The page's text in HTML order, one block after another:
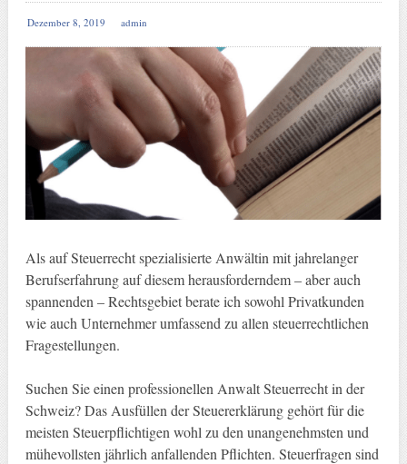
Dezember 8, 2019 admin
Als auf Steuerrecht spezialisierte Anwältin mit jahrelanger
Berufserfahrung auf diesem herausforderndem – aber auch
spannenden – Rechtsgebiet berate ich sowohl Privatkunden
wie auch Unternehmer umfassend zu allen steuerrechtlichen
Fragestellungen.
Suchen Sie einen professionellen Anwalt Steuerrecht in der
Schweiz? Das Ausfüllen der Steuererklärung gehört für die
meisten Steuerpflichtigen wohl zu den unangenehmsten und
mühevollsten jährlich anfallenden Pflichten. Steuerfragen sind